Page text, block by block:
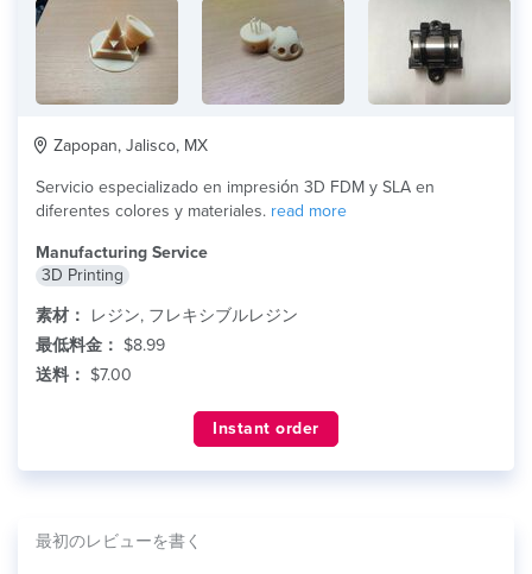
Zapopan, Jalisco, MX
Servicio especializado en impresión 3D FDM y SLA en
diferentes colores y materiales. read more
Manufacturing Service
3D Printing
素材：
レジン, フレキシブルレジン
最低料金： $8.99
送料： $7.00
Instant order
最初のレビューを書く